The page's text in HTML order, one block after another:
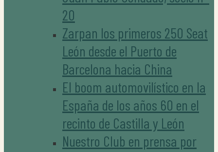
20
Zarpan los primeros 250 Seat
León desde el Puerto de
Barcelona hacia China
El boom automovilístico en la
España de los años 60 en el
recinto de Castilla y León
Nuestro Club en prensa por